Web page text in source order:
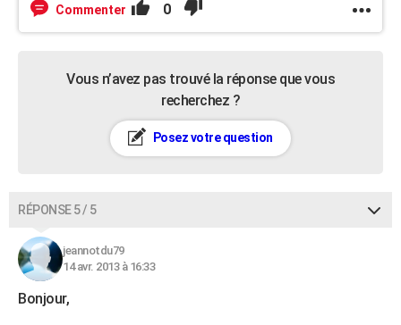
Commenter 0
Vous n’avez pas trouvé la réponse que vous
recherchez ?
Posez votre question
RÉPONSE 5 / 5
jeannotdu79
14 avr. 2013 à 16:33
Bonjour,